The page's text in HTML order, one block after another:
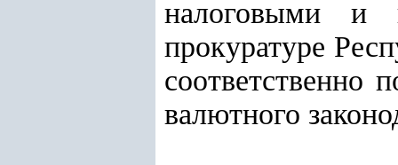
налоговыми и
прокуратуре
соответственно
валютного